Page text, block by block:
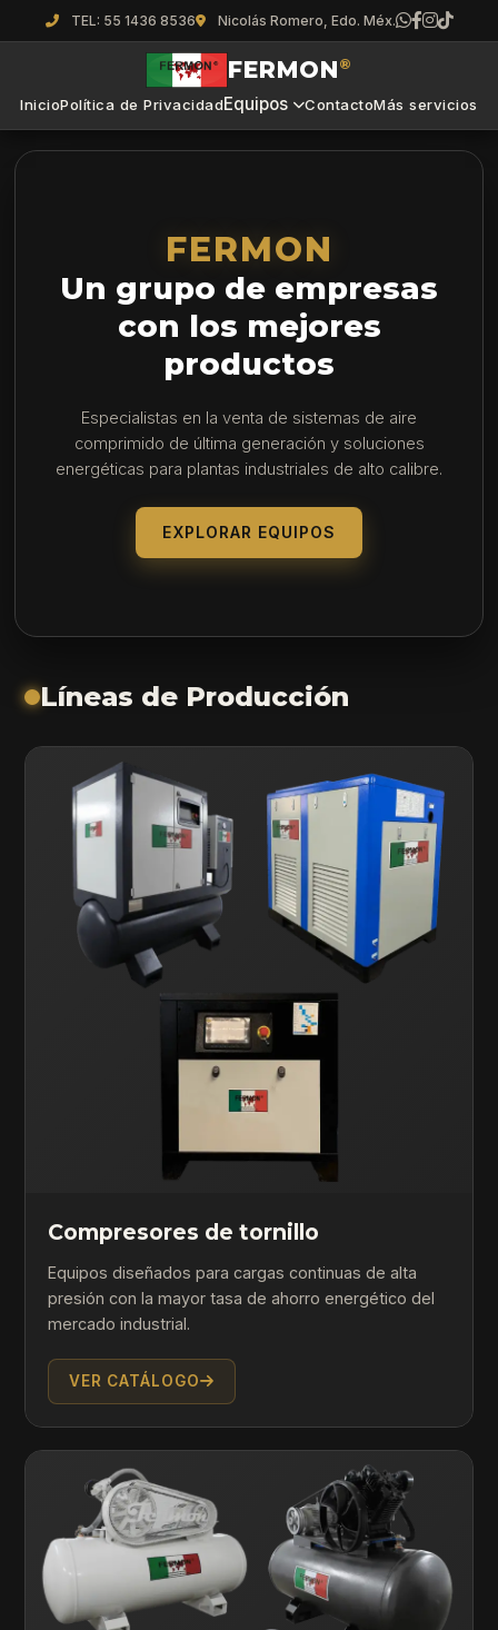
TEL: 55 1436 8536 Nicolás Romero, Edo. Méx.
FERMON ®
InicioPolítica de PrivacidadEquipos ContactoMás servicios
FERMON
Un grupo de empresas
con los mejores
productos
Especialistas en la venta de sistemas de aire
comprimido de última generación y soluciones
energéticas para plantas industriales de alto calibre.
EXPLORAR EQUIPOS
Líneas de Producción
Compresores de tornillo
Equipos diseñados para cargas continuas de alta
presión con la mayor tasa de ahorro energético del
mercado industrial.
VER CATÁLOGO